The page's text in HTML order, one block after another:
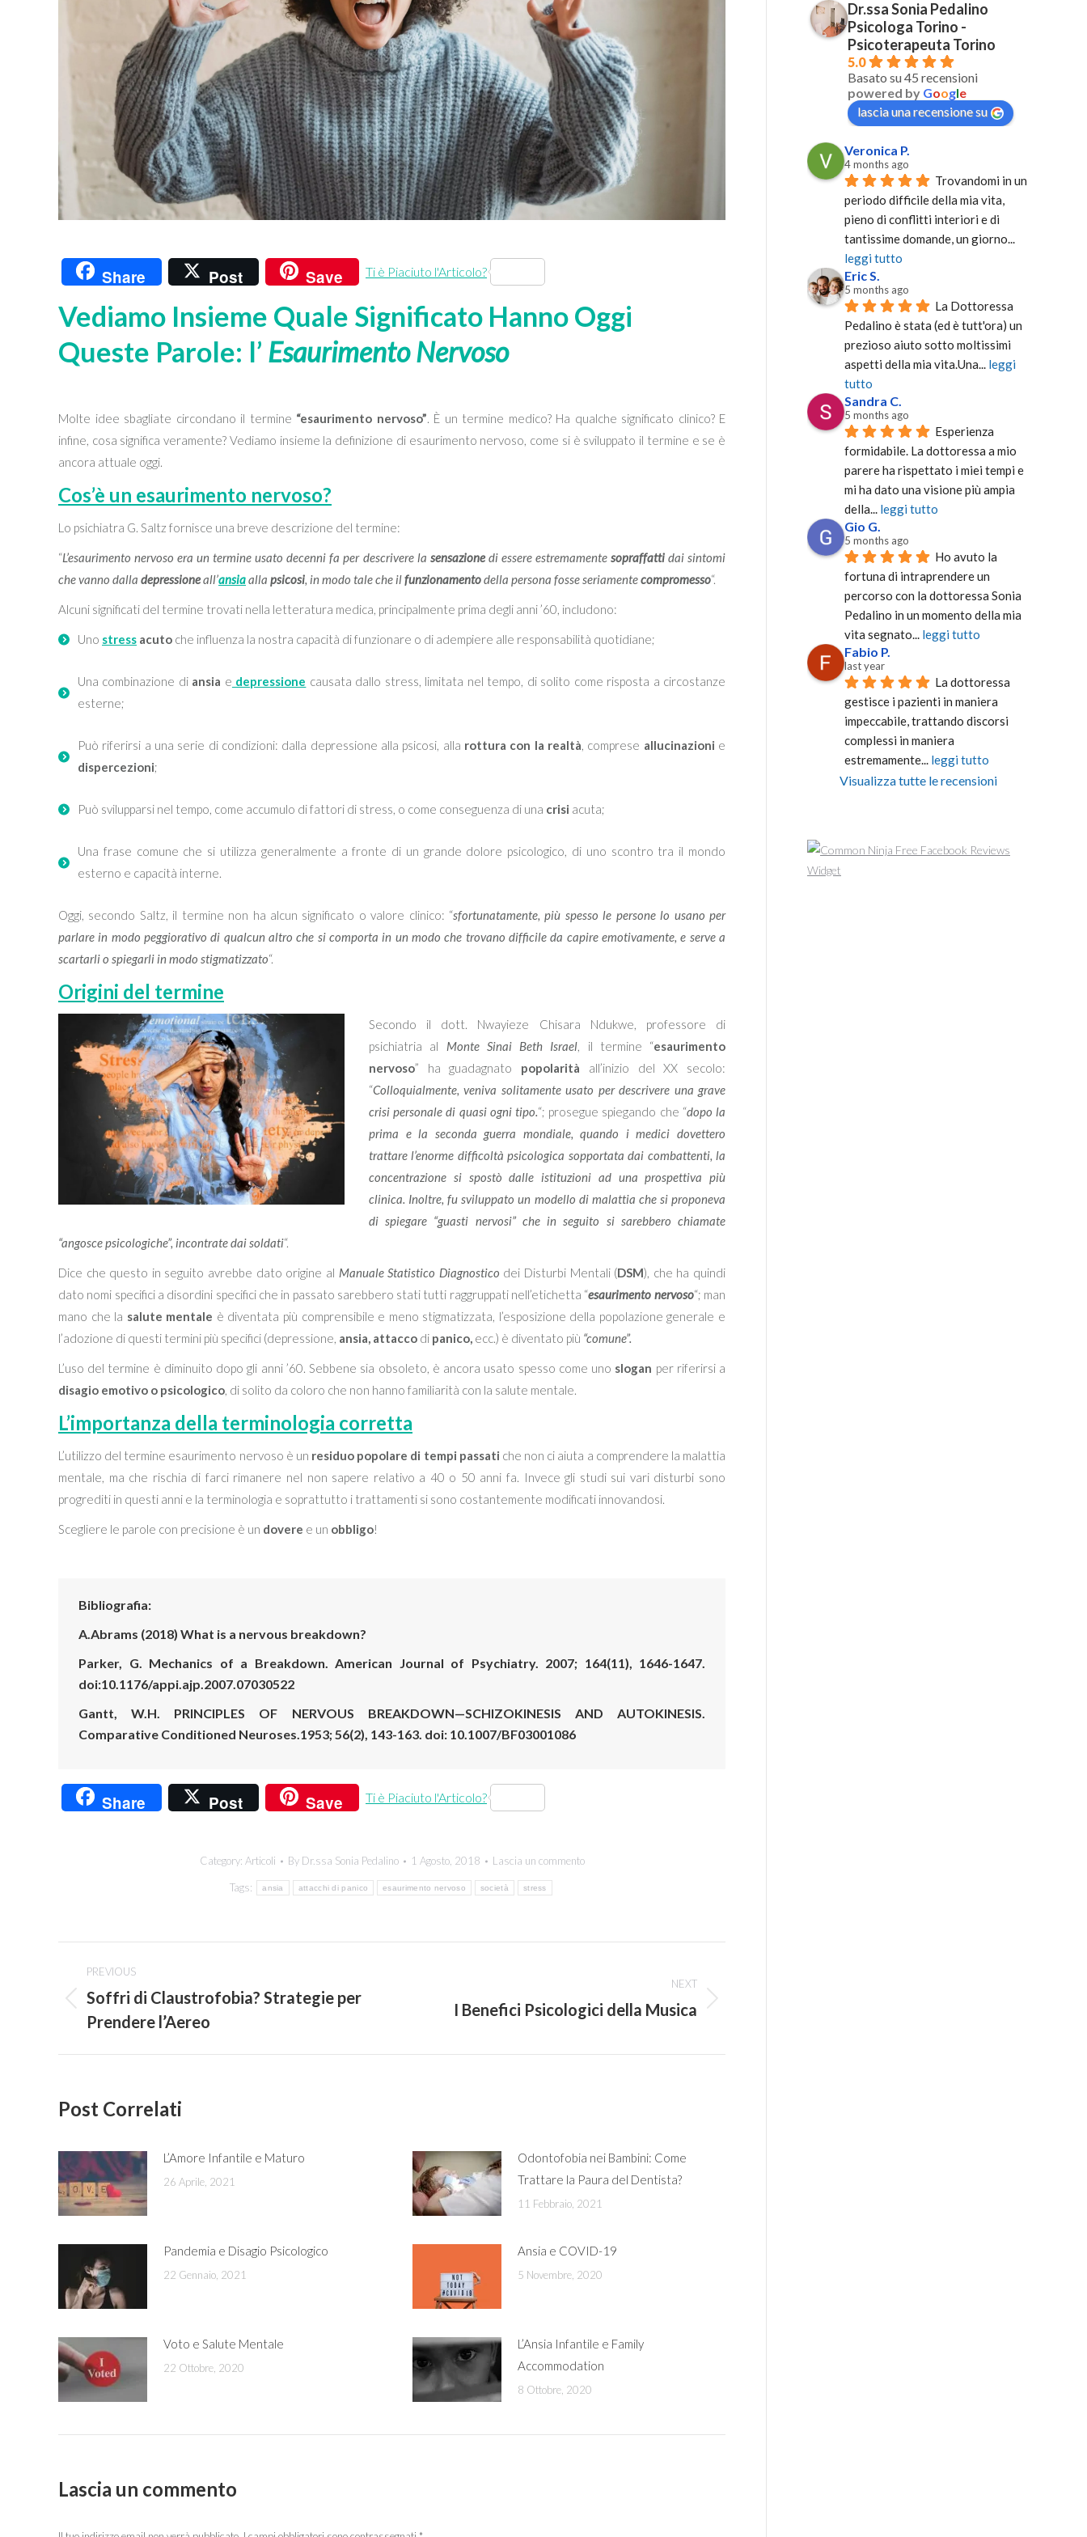
Share Post Save Ti è Piaciuto l'Articolo?
Vediamo Insieme Quale Significato Hanno Oggi
Queste Parole: l’ Esaurimento Nervoso
Molte idee sbagliate circondano il termine “esaurimento nervoso”. È un termine medico? Ha qualche significato clinico? E
infine, cosa significa veramente? Vediamo insieme la definizione di esaurimento nervoso, come si è sviluppato il termine e se è
ancora attuale oggi.
Cos’è un esaurimento nervoso?
Lo psichiatra G. Saltz fornisce una breve descrizione del termine:
“L’esaurimento nervoso era un termine usato decenni fa per descrivere la sensazionedi essere estremamente sopraffattidai sintomi
che vanno dalla depressioneall’ansiaalla psicosi, in modo tale che ilfunzionamentodella persona fosse seriamentecompromesso“.
Alcuni significati del termine trovati nella letteratura medica, principalmente prima degli anni ’60, includono:
Uno stress acuto che influenza la nostra capacità di funzionare o di adempiere alle responsabilità quotidiane;
Una combinazione di ansia e depressione causata dallo stress, limitata nel tempo, di solito come risposta a circostanze
esterne;
Può riferirsi a una serie di condizioni: dalla depressione alla psicosi, alla rottura con la realtà, comprese allucinazioni e
dispercezioni;
Può svilupparsi nel tempo, come accumulo di fattori di stress, o come conseguenza di una crisi acuta;
Una frase comune che si utilizza generalmente a fronte di un grande dolore psicologico, di uno scontro tra il mondo
esterno e capacità interne.
Oggi, secondo Saltz, il termine non ha alcun significato o valore clinico: “sfortunatamente, più spesso le persone lo usano per
parlare in modo peggiorativo di qualcun altro che si comporta in un modo che trovano difficile da capire emotivamente, e serve a
scartarli o spiegarli in modo stigmatizzato“.
Origini del termine
Secondo il dott. Nwayieze Chisara Ndukwe, professore di
psichiatria al Monte Sinai Beth Israel, il termine “esaurimento
nervoso” ha guadagnato popolarità all’inizio del XX secolo:
“Colloquialmente, veniva solitamente usato per descrivere una grave
crisi personale di quasi ogni tipo.“; prosegue spiegando che “dopo la
prima e la seconda guerra mondiale, quando i medici dovettero
trattare l’enorme difficoltà psicologica sopportata dai combattenti, la
concentrazione si spostò dalle istituzioni ad una prospettiva più
clinica. Inoltre, fu sviluppato un modello di malattia che si proponeva
di spiegare “guasti nervosi” che in seguito si sarebbero chiamate
“angosce psicologiche”, incontrate dai soldati“.
Dice che questo in seguito avrebbe dato origine al Manuale Statistico Diagnostico dei Disturbi Mentali (DSM), che ha quindi
dato nomi specifici a disordini specifici che in passato sarebbero stati tutti raggruppati nell’etichetta “esaurimento nervoso“; man
mano che la salute mentale è diventata più comprensibile e meno stigmatizzata, l’esposizione della popolazione generale e
l’adozione di questi termini più specifici (depressione, ansia, attacco di panico, ecc.) è diventato più “comune”.
L’uso del termine è diminuito dopo gli anni ’60. Sebbene sia obsoleto, è ancora usato spesso come uno slogan per riferirsi a
disagio emotivo o psicologico, di solito da coloro che non hanno familiarità con la salute mentale.
L’importanza della terminologia corretta
L’utilizzo del termine esaurimento nervoso è un residuo popolare di tempi passati che non ci aiuta a comprendere la malattia
mentale, ma che rischia di farci rimanere nel non sapere relativo a 40 o 50 anni fa. Invece gli studi sui vari disturbi sono
progrediti in questi anni e la terminologia e soprattutto i trattamenti si sono costantemente modificati innovandosi.
Scegliere le parole con precisione è un dovere e un obbligo!
Bibliografia:
A.Abrams (2018) What is a nervous breakdown?
Parker, G. Mechanics of a Breakdown. American Journal of Psychiatry. 2007; 164(11), 1646-1647.
doi:10.1176/appi.ajp.2007.07030522
Gantt, W.H. PRINCIPLES OF NERVOUS BREAKDOWN—SCHIZOKINESIS AND AUTOKINESIS.
Comparative Conditioned Neuroses.1953; 56(2), 143-163. doi: 10.1007/BF03001086
Share Post Save Ti è Piaciuto l'Articolo?
Category: Articoli By Dr.ssa Sonia Pedalino 1 Agosto, 2018 Lascia un commento
Tags: ansia attacchi di panico esaurimento nervoso società stress
navigation
PREVIOUS
Previous
post:
Soffri di Claustrofobia? Strategie per
Prendere l’Aereo
NEXT
I Benefici Psicologici della Musica
Post Correlati
L’Amore Infantile e Maturo
26 Aprile, 2021
Odontofobia nei Bambini: Come
Trattare la Paura del Dentista?
11 Febbraio, 2021
Pandemia e Disagio Psicologico
22 Gennaio, 2021
Ansia e COVID-19
5 Novembre, 2020
Voto e Salute Mentale
22 Ottobre, 2020
L’Ansia Infantile e Family
Accommodation
8 Ottobre, 2020
Lascia un commento
Dr.ssa Sonia Pedalino
Psicologa Torino -
Psicoterapeuta Torino
5.0
Basato su 45 recensioni
powered by Google
lascia una recensione su
Veronica P.
4 months ago
Trovandomi in un
periodo difficile della mia vita,
pieno di conflitti interiori e di
tantissime domande, un giorno
leggi tutto
Eric S.
5 months ago
La Dottoressa
Pedalino è stata (ed è tutt'ora) un
prezioso aiuto sotto moltissimi
aspetti della mia vita.Una... leggi
tutto
Sandra C.
5 months ago
Esperienza
formidabile. La dottoressa a mio
parere ha rispettato i miei tempi e
mi ha dato una visione più ampia
della... leggi tutto
Gio G.
5 months ago
Ho avuto la
fortuna di intraprendere un
percorso con la dottoressa Sonia
Pedalino in un momento della mia
vita segnato... leggi tutto
Fabio P.
last year
La dottoressa
gestisce i pazienti in maniera
impeccabile, trattando discorsi
complessi in maniera
estremamente... leggi tutto
Visualizza tutte le recensioni
Free Facebook Reviews
Widget